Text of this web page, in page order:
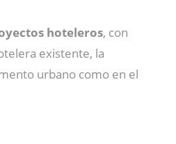
hoteleros, con
existente, la
urbano como en el